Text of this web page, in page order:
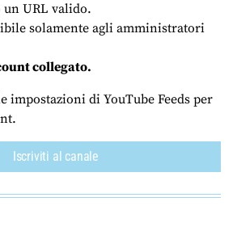
URL valido.
solamente agli amministratori
collegato.
impostazioni di YouTube Feeds per
Iscriviti al canale